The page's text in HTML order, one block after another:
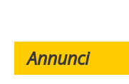
Annunci